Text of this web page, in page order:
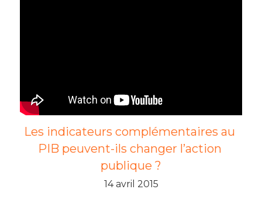
Les indicateurs complémentaires au
PIB peuvent-ils changer l’action
publique ?
14 avril 2015